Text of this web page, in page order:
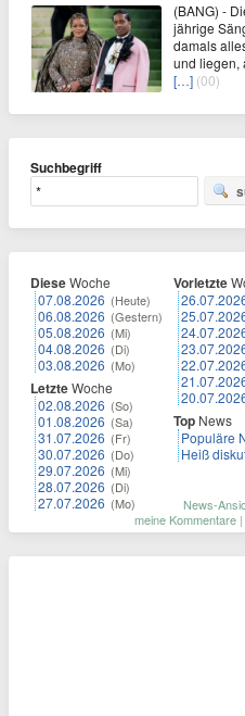
(BANG) -
jährige
damals
und liegen,
[…] (00)
Suchbegriff
DieseWoche
07.08.2026 (Heute)
06.08.2026 (Gestern)
05.08.2026 (Mi)
04.08.2026 (Di)
03.08.2026 (Mo)
LetzteWoche
02.08.2026 (So)
01.08.2026 (Sa)
31.07.2026 (Fr)
30.07.2026 (Do)
29.07.2026 (Mi)
28.07.2026 (Di)
27.07.2026 (Mo)
Vorletzte
Top News
Populäre
Heiß
News-
meine Kommentare |